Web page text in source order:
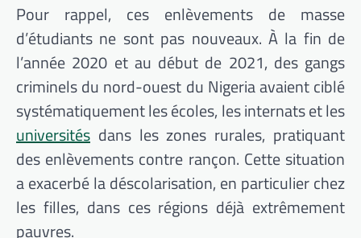
Pour rappel, ces enlèvements de masse
d’étudiants ne sont pas nouveaux. À la fin de
l’année 2020 et au début de 2021, des gangs
criminels du nord-ouest du Nigeria avaient ciblé
systématiquement les écoles, les internats et les
universités dans les zones rurales, pratiquant
des enlèvements contre rançon. Cette situation
a exacerbé la déscolarisation, en particulier chez
les filles, dans ces régions déjà extrêmement
pauvres.